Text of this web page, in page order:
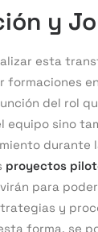
y
esta
formaciones
del rol
equipo sino
durante
proyectos
para
y
forma, se